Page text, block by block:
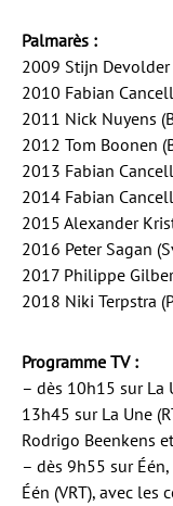
Palmarès :
2009 Stijn Devolder
2010 Fabian
2011 Nick Nuyens
2012 Tom Boonen
2013 Fabian
2014 Fabian
2015 Alexander
2016 Peter Sagan
2017 Philippe
2018 Niki Terpstra
Programme TV :
– dès 10h15 sur La
13h45 sur La Une
Rodrigo Beenkens
– dès 9h55 sur
Één (VRT), avec les